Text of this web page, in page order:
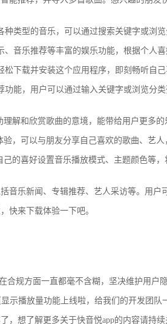
种类型的音乐，可以通过搜索关键字或浏
音乐推荐等丰富的娱乐功能，根据个人
下载并安装这个应用程序，即刻畅听自
能，用户可以通过输入关键字或浏览分类
解和欣赏歌曲的意境，能带给用户更多的
，可以与朋友分享自己喜欢的歌曲、艺人
的喜好设置音乐播放模式、主题颜色等，
音乐新闻、专辑推荐、艺人采访等。用户
快来下载体验一下吧。
合规方面一直都毫不含糊，坚决维护用户隐
示播放量功能上线啦，给我们的开发团队
，想了解更多关于快音悦app的内容请持